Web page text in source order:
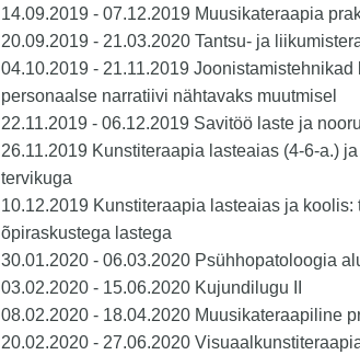
14.09.2019 - 07.12.2019 Muusikateraapia
20.09.2019 - 21.03.2020 Tantsu- ja
04.10.2019 - 21.11.2019 Joonistamistehnikad
personaalse narratiivi nähtavaks muutmisel
22.11.2019 - 06.12.2019 Savitöö laste ja
26.11.2019 Kunstiteraapia lasteaias (4-6-a.)
tervikuga
10.12.2019 Kunstiteraapia lasteaias ja koolis:
õpiraskustega lastega
30.01.2020 - 06.03.2020 Psühhopatoloogia
03.02.2020 - 15.06.2020 Kujundilugu II
08.02.2020 - 18.04.2020 Muusikateraapiline
20.02.2020 - 27.06.2020